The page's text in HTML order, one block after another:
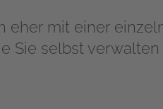
eher mit einer
Sie selbst